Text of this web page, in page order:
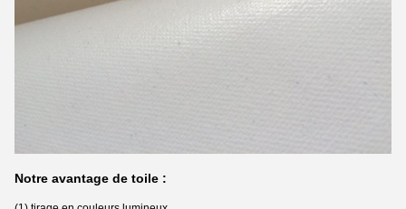
Notre avantage de toile :